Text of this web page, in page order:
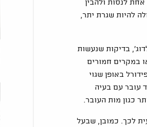
לנסות ולהבין
להיות שגרת יתר,
בדיקות שנעשות
במקרים חמורים
באופן שגוי
עובר עם בעיה
כגון מות העובר.
לכך. כמובן, שבעל